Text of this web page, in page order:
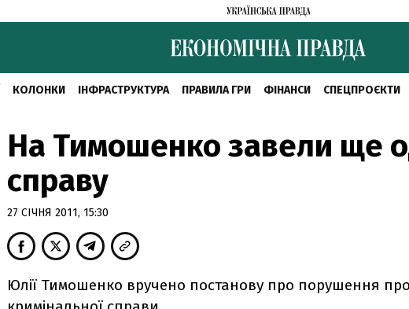
КОЛОНКИ ІНФРАСТРУКТУРА ПРАВИЛА ГРИ ФІНАНСИ СПЕЦПРОЄКТИ
На Тимошенко завели ще
справу
27 СІЧНЯ 2011, 15:30
Юлії Тимошенко вручено постанову про порушення